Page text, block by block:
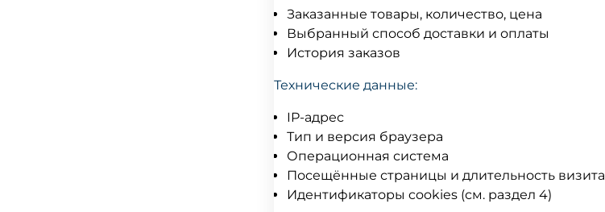
Заказанные товары, количество, цена
Выбранный способ доставки и оплаты
История заказов
Технические данные:
IP-адрес
Тип и версия браузера
Операционная система
Посещённые страницы и длительность визита
Идентификаторы cookies (см. раздел 4)